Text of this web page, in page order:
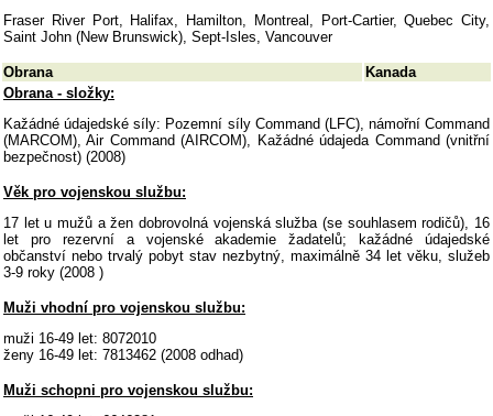
Fraser River Port, Halifax, Hamilton, Montreal, Port-Cartier, Quebec City,
Saint John (New Brunswick), Sept-Isles, Vancouver
Obrana
Kanada
Obrana - složky:
Kažádné údajedské síly: Pozemní síly Command (LFC), námořní Command
(MARCOM), Air Command (AIRCOM), Kažádné údajeda Command (vnitřní
bezpečnost) (2008)
Věk pro vojenskou službu:
17 let u mužů a žen dobrovolná vojenská služba (se souhlasem rodičů), 16
let pro rezervní a vojenské akademie žadatelů; kažádné údajedské
občanství nebo trvalý pobyt stav nezbytný, maximálně 34 let věku, služeb
3-9 roky (2008 )
Muži vhodní pro vojenskou službu:
muži 16-49 let: 8072010
ženy 16-49 let: 7813462 (2008 odhad)
Muži schopni pro vojenskou službu: